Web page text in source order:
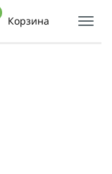
Корзина